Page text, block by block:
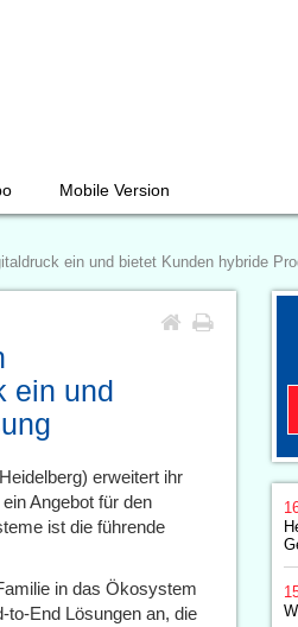
Mobile Version
ein und bietet Kunden hybride
ein und
erweitert ihr
Angebot für den
ist die führende
in das Ökosystem
End Lösungen an, die